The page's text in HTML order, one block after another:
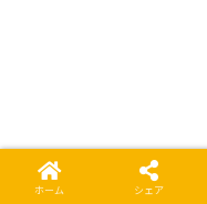
ホーム シェア